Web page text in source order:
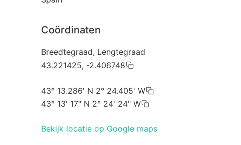
Coördinaten
Breedtegraad, Lengtegraad
43.221425, -2.406748
43° 13.286' N 2° 24.405' W
43° 13' 17" N 2° 24' 24" W
Bekijk locatie op Google maps